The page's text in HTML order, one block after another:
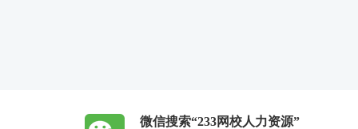
微信搜索“233网校人力资源”